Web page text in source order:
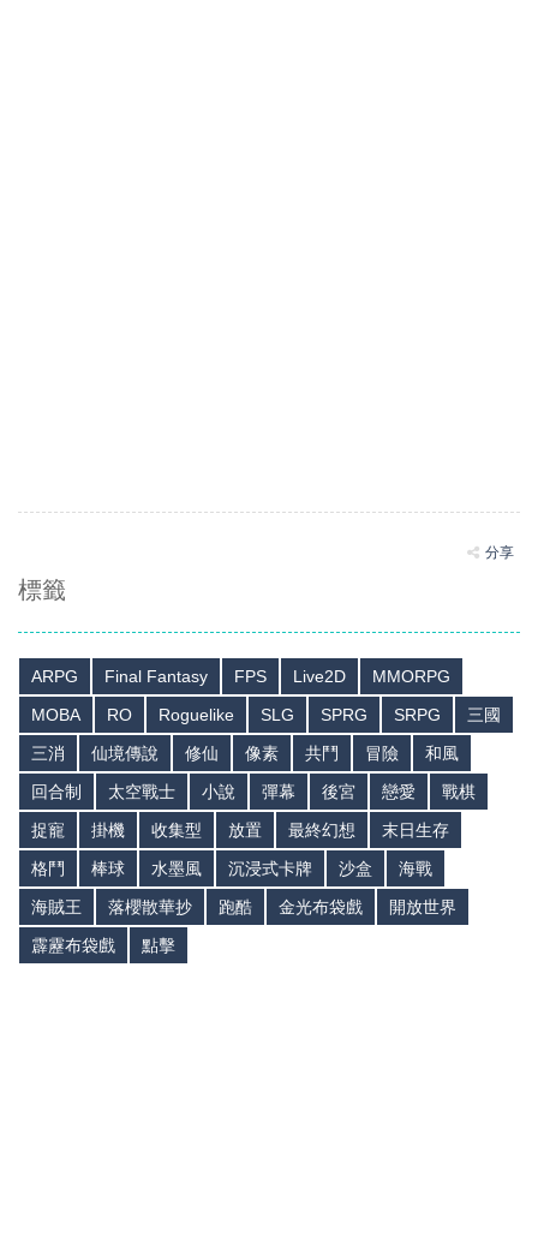
分享
標籤
ARPG Final Fantasy FPS Live2D
MMORPG
MOBA
RO Roguelike SLG SPRG SRPG
三國
三消
仙境傳說 修仙 像素 共鬥 冒險
和風
回合制
太空戰士 小說 彈幕 後宮 戀愛
戰棋
捉寵
掛機 收集型 放置 最終幻想
末日生存
格鬥
棒球 水墨風 沉浸式卡牌 沙盒
海戰
海賊王
落櫻散華抄 跑酷 金光布袋戲
開放世界
霹靂布袋戲
點擊